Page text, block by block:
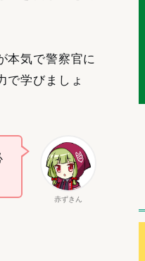
本気で警察官に
で学びましょ
赤ずきん